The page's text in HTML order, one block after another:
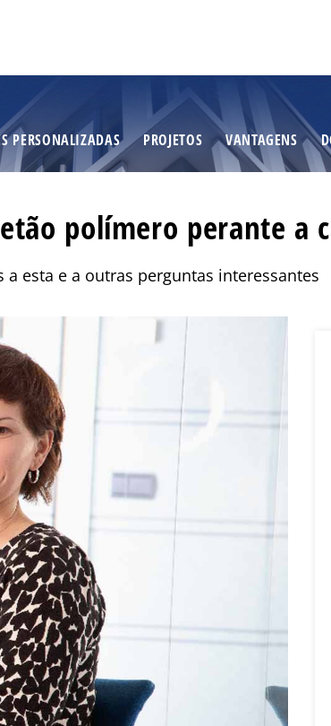
PERSONALIZADAS PROJETOS VANTAGENS
polímero perante a
a esta e a outras perguntas interessantes